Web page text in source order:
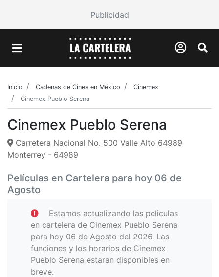
Publicidad
Inicio Cadenas de Cines en México
Cinemex
Cinemex Pueblo Serena
Cinemex Pueblo Serena
Carretera Nacional No. 500 Valle Alto 64989
Monterrey - 64989
Películas en Cartelera para hoy 06 de
Agosto
Estamos actualizando las peliculas
en cartelera de Cinemex Pueblo Serena
para hoy 06 de Agosto del 2026. Las
funciones y los horarios de Cinemex
Pueblo Serena estaran disponibles en
breve.